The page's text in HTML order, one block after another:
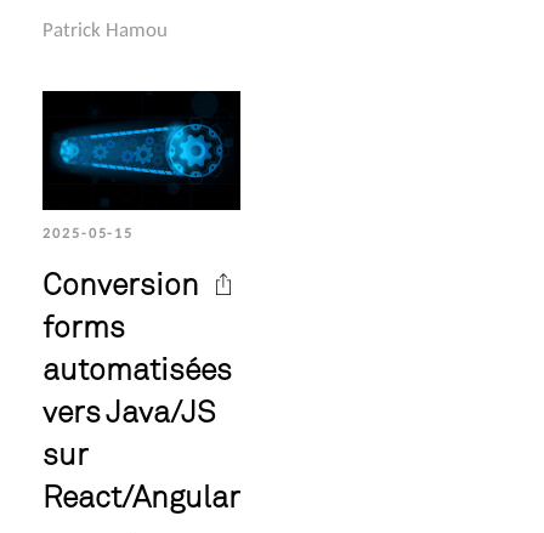
Patrick Hamou
2025-05-15
Conversion
forms
automatisées
vers Java/JS
sur
React/Angular